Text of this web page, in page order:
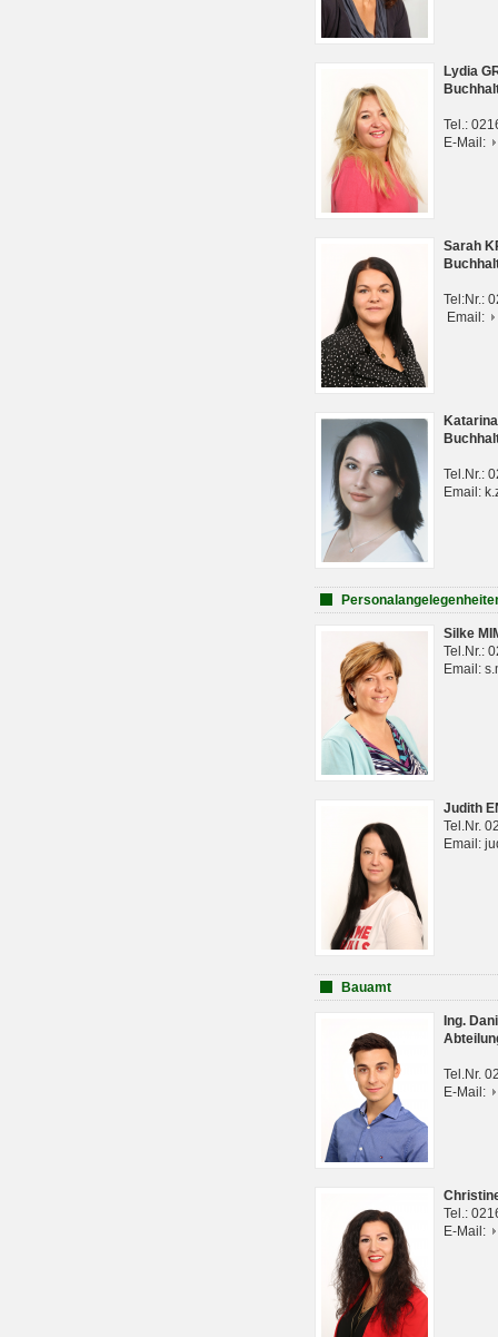
Lydia
Tel.:
E-Mail:
Sarah
Tel:Nr.:
Email:
Tel.Nr.:
Email:
Silke
Tel.Nr.:
Email:
Judith
Tel.Nr.
Email:
Bauamt
Ing.
Tel.Nr.
E-Mail:
Tel.:
E-Mail: